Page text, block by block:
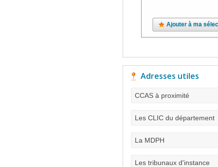
Ajouter à ma
Adresses utiles
CCAS à proximité
Les CLIC du département
La MDPH
Les tribunaux d'instance